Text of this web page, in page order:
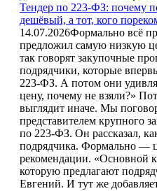
Тендер по 223-ФЗ: почему
дешёвый, а тот, кого
14.07.2026Формально всё
предложил самую низкую
так говорят закупочные
подрядчики, которые
223-ФЗ. А потом они
цену, почему не взяли?»
выглядит иначе. Мы
представителем крупного
по 223-ФЗ. Он рассказал,
подрядчика. Формально —
рекомендации. «Основной
которую предлагают
Евгений. И тут же